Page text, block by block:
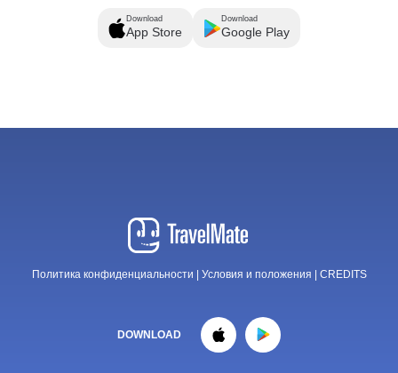
Download
App Store
Download
Google Play
Политика конфиденциальности Условия и положения CREDITS
DOWNLOAD